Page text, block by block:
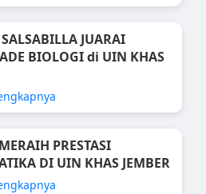
JUARAI
BIOLOGI di UIN KHAS
PRESTASI
DI UIN KHAS JEMBER